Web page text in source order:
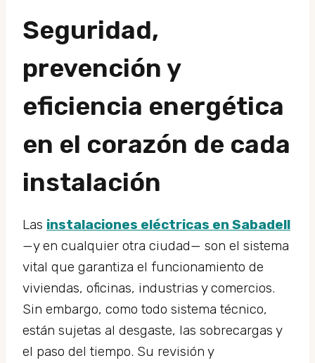
Seguridad,
prevención y
eficiencia energética
en el corazón de cada
instalación
Las instalaciones eléctricas en Sabadell
—y en cualquier otra ciudad— son el sistema
vital que garantiza el funcionamiento de
viviendas, oficinas, industrias y comercios.
Sin embargo, como todo sistema técnico,
están sujetas al desgaste, las sobrecargas y
el paso del tiempo. Su revisión y